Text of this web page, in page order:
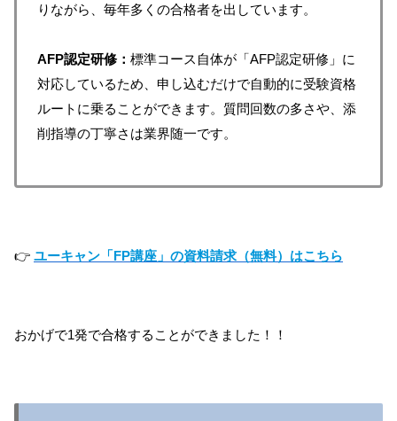
りながら、毎年多くの合格者を出しています。
AFP認定研修： 標準コース自体が「AFP認定研修」に
対応しているため、申し込むだけで自動的に受験資格
ルートに乗ることができます。質問回数の多さや、添
削指導の丁寧さは業界随一です。
👉 ユーキャン「FP講座」の資料請求（無料）はこちら
おかげで1発で合格することができました！！